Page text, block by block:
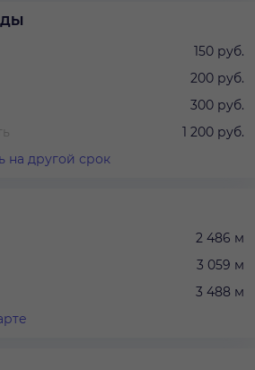
багета, кассовый аппарат, торт и
150 руб.
200 руб.
300 руб.
1 200 руб.
на другой срок
2 486 м
3 059 м
3 488 м